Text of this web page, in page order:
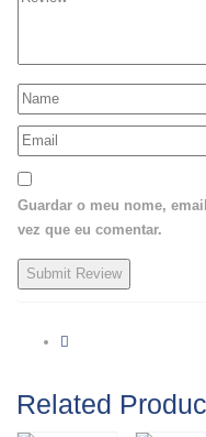
Guardar o meu nome,
vez que eu comentar.
Related